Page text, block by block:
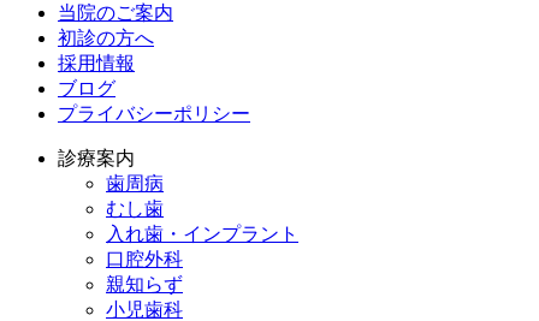
当院のご案内
初診の方へ
採用情報
ブログ
プライバシーポリシー
診療案内
歯周病
むし歯
入れ歯・インプラント
口腔外科
親知らず
小児歯科